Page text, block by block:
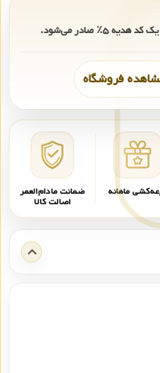
یک کد هدیه۵٪ صادر می‌شود.
فروشگاه
ماهانه ضمانت مادام‌العمر
اصالت کالا